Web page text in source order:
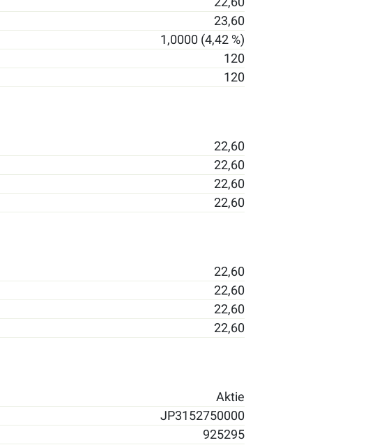
23,60
1,0000 (4,42 %)
120
120
22,60
22,60
22,60
22,60
22,60
22,60
22,60
22,60
Aktie
JP3152750000
925295